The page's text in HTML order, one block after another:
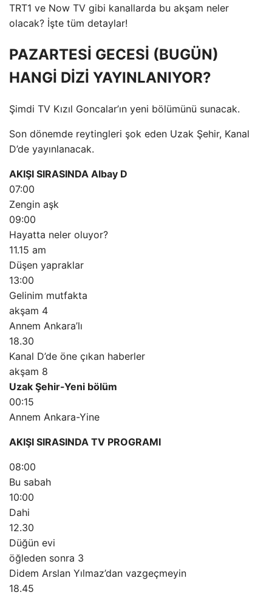
TRT1 ve Now TV gibi kanallarda bu akşam neler
olacak? İşte tüm detaylar!
PAZARTESİ GECESİ (BUGÜN)
HANGİ DİZİ YAYINLANIYOR?
Şimdi TV Kızıl Goncalar’ın yeni bölümünü sunacak.
Son dönemde reytingleri şok eden Uzak Şehir, Kanal
D’de yayınlanacak.
AKIŞI SIRASINDA Albay D
07:00
Zengin aşk
09:00
Hayatta neler oluyor?
11.15 am
Düşen yapraklar
13:00
Gelinim mutfakta
akşam 4
Annem Ankara’lı
18.30
Kanal D’de öne çıkan haberler
akşam 8
Uzak Şehir-Yeni bölüm
00:15
Annem Ankara-Yine
AKIŞI SIRASINDA TV PROGRAMI
08:00
Bu sabah
10:00
Dahi
12.30
Düğün evi
öğleden sonra 3
Didem Arslan Yılmaz’dan vazgeçmeyin
18.45